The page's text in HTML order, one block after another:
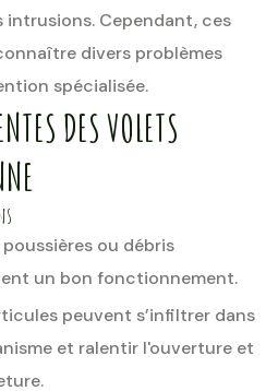
Cependant, ces
divers problèmes
spécialisée.
DES VOLETS
poussières ou débris
un bon fonctionnement.
peuvent s’infiltrer dans
et ralentir l'ouverture et